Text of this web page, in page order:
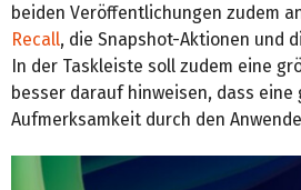
beiden Veröffentlichungen zudem
Recall, die Snapshot-Aktionen und
In der Taskleiste soll zudem eine
besser darauf hinweisen, dass eine
Aufmerksamkeit durch den